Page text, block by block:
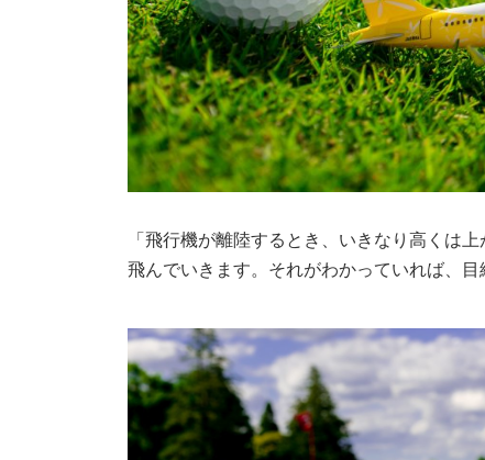
「飛行機が離陸するとき、いきなり高くは
飛んでいきます。それがわかっていれば、目